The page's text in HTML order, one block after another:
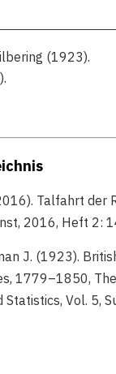
(1923).
Talfahrt der
2016, Heft 2:
J. (1923).
1779–1850,
Statistics, Vol. 5,